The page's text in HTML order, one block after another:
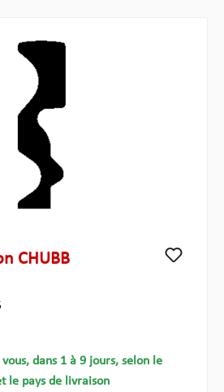
CHUBB
vous, dans 1 à 9 jours, selon le
le pays de livraison